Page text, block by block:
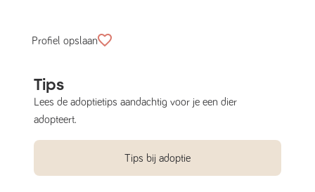
Profiel opslaan
Tips
Lees de adoptietips aandachtig voor je een dier
adopteert.
Tips bij adoptie